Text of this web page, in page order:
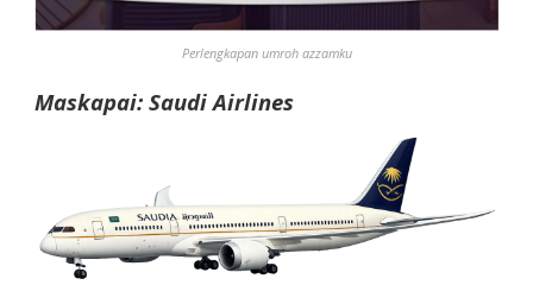
Perlengkapan umroh azzamku
Maskapai: Saudi Airlines